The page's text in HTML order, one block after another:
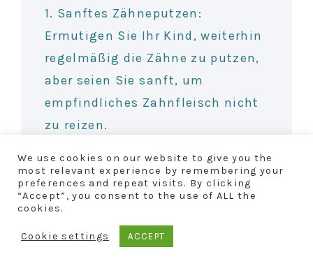
1. Sanftes Zähneputzen:
Ermutigen Sie Ihr Kind, weiterhin
regelmäßig die Zähne zu putzen,
aber seien Sie sanft, um
empfindliches Zahnfleisch nicht
zu reizen.
2. Zahnseide verwenden: Auch
wenn es schwierig sein kann,
sollten Kinder weiterhin
Zahnseide verwenden, um die
We use cookies on our website to give you the
most relevant experience by remembering your
preferences and repeat visits. By clicking
“Accept”, you consent to the use of ALL the
cookies.
Cookie settings ACCEPT